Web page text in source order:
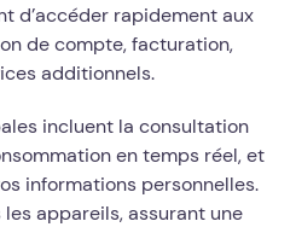
d’accéder rapidement aux
de compte, facturation,
additionnels.
incluent la consultation
en temps réel, et
informations personnelles.
les appareils, assurant une